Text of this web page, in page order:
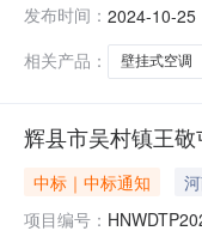
政府采购法
发布时间： 2024-10-25
相关产品：
壁挂式空调
辉县市吴村镇王
中标｜中标通知
项目编号：